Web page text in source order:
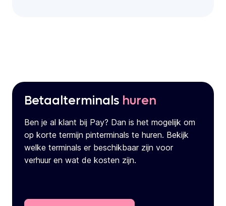
Betaalterminals huren
Ben je al klant bij Pay? Dan is het mogelijk om
op korte termijn pinterminals te huren. Bekijk
welke terminals er beschikbaar zijn voor
verhuur en wat de kosten zijn.